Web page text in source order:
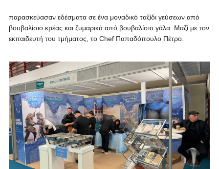
παρασκεύασαν εδέσματα σε ένα μοναδικό ταξίδι γεύσεων από
βουβαλίσιο κρέας και ζυμαρικά από βουβαλίσιο γάλα. Μαζί με τον
εκπαιδευτή του τμήματος, το Chef Παπαδόπουλο Πέτρο.